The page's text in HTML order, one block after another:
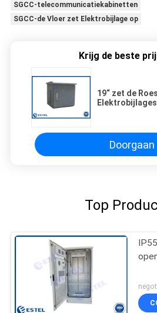
SGCC-telecommunicatiekabinetten
SGCC-de Vloer zet Elektrobijlage op
Krijg de beste
19“ zet de
Doorgaan
Top
IP55